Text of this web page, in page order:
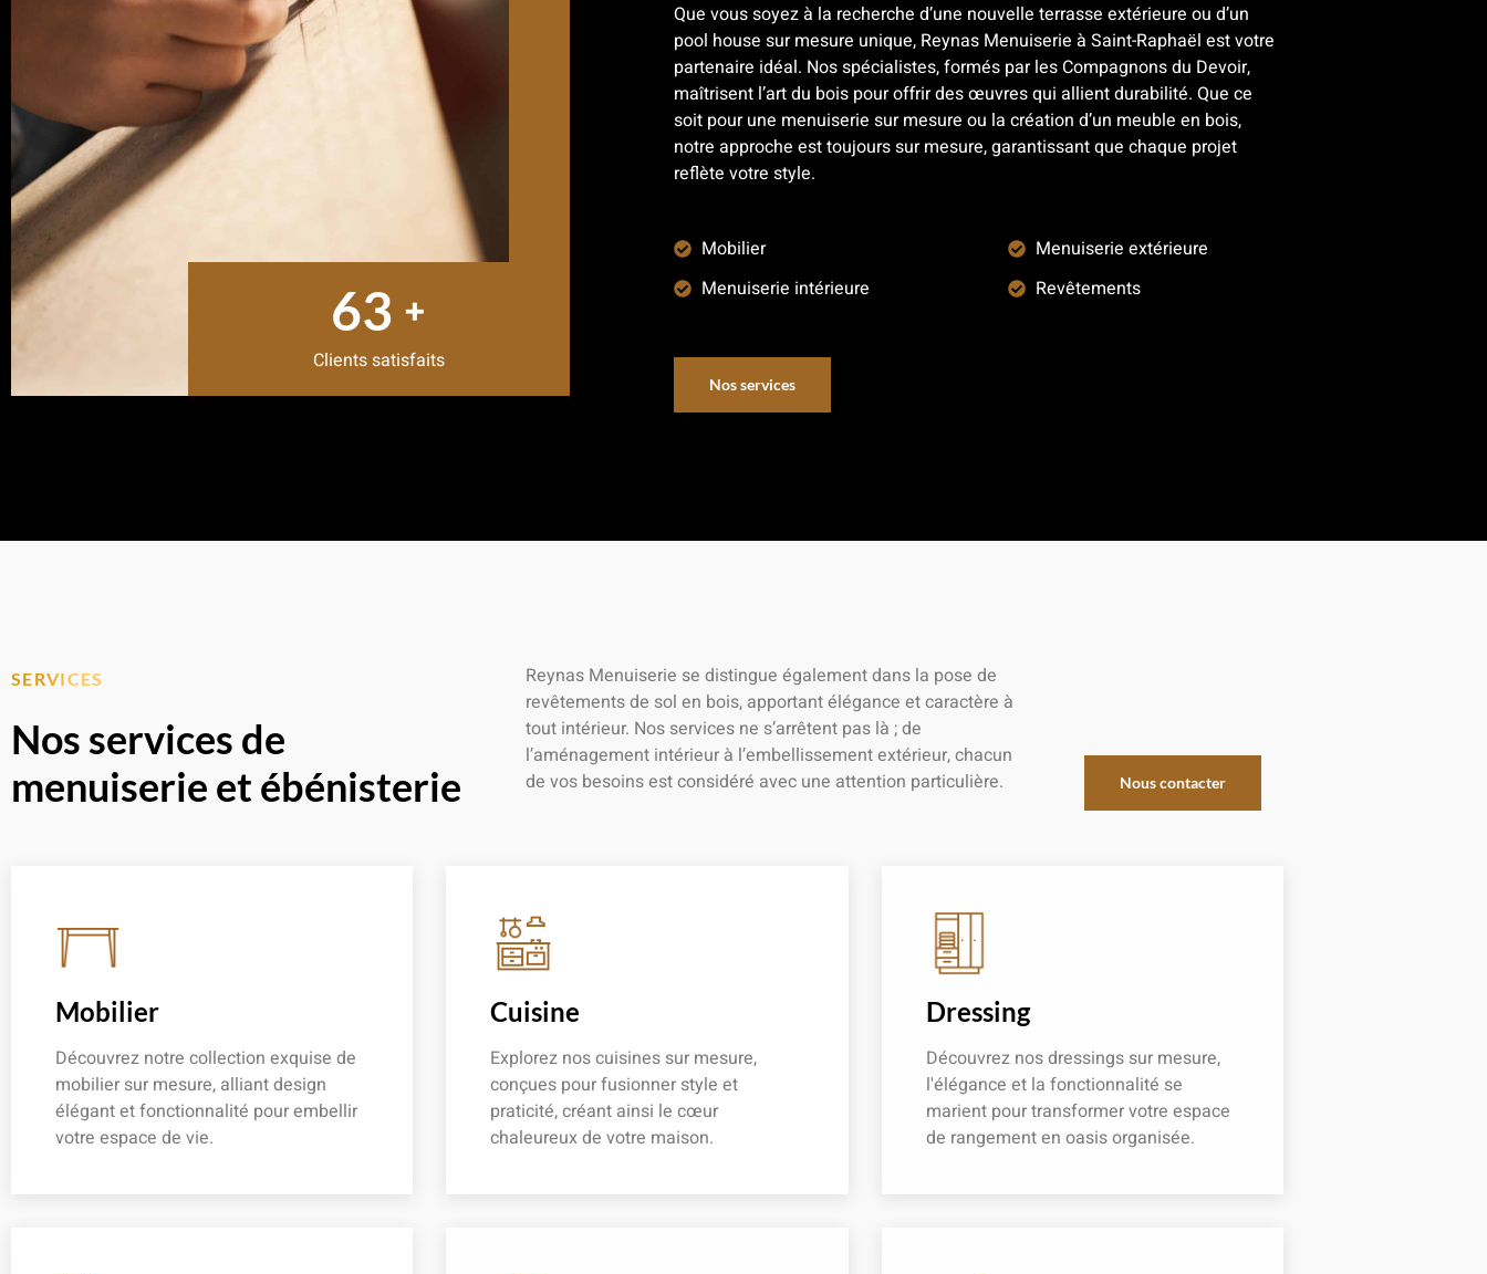
80 +
Clients satisfaits
Que vous soyez à la recherche d’une nouvelle terrasse extérieure ou d’un
pool house sur mesure unique, Reynas Menuiserie à Saint-Raphaël est votre
partenaire idéal. Nos spécialistes, formés par les Compagnons du Devoir,
maîtrisent l’art du bois pour offrir des œuvres qui allient durabilité. Que ce
soit pour une menuiserie sur mesure ou la création d’un meuble en bois,
notre approche est toujours sur mesure, garantissant que chaque projet
reflète votre style.
Mobilier
Menuiserie intérieure
Menuiserie extérieure
Revêtements
Nos services
SERVICES
Nos services de
menuiserie et ébénisterie
Reynas Menuiserie se distingue également dans la pose de
revêtements de sol en bois, apportant élégance et caractère à
tout intérieur. Nos services ne s’arrêtent pas là ; de
l’aménagement intérieur à l’embellissement extérieur, chacun
de vos besoins est considéré avec une attention particulière.
Nous contacter
Mobilier
Découvrez notre collection exquise de
mobilier sur mesure, alliant design
élégant et fonctionnalité pour embellir
votre espace de vie.
Cuisine
Explorez nos cuisines sur mesure,
conçues pour fusionner style et
praticité, créant ainsi le cœur
chaleureux de votre maison.
Dressing
Découvrez nos dressings sur mesure,
l'élégance et la fonctionnalité se
marient pour transformer votre espace
de rangement en oasis organisée.